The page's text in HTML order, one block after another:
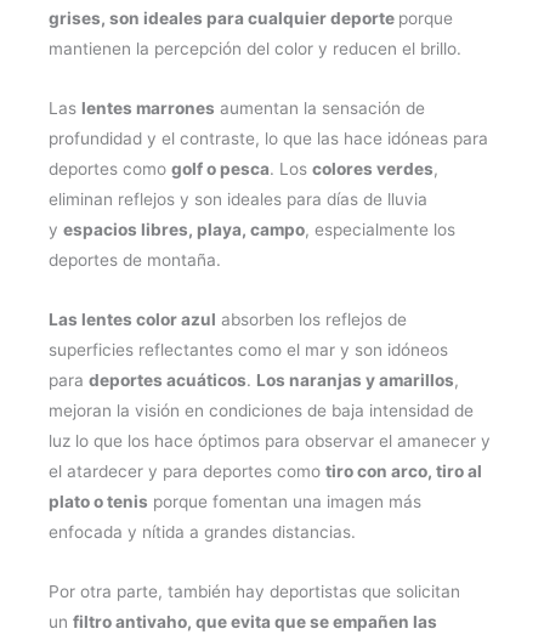
grises, son ideales para cualquier deporte porque
mantienen la percepción del color y reducen el brillo.
Las lentes marrones aumentan la sensación de
profundidad y el contraste, lo que las hace idóneas para
deportes como golf o pesca. Los colores verdes,
eliminan reflejos y son ideales para días de lluvia
y espacios libres, playa, campo, especialmente los
deportes de montaña.
Las lentes color azul absorben los reflejos de
superficies reflectantes como el mar y son idóneos
para deportes acuáticos. Los naranjas y amarillos,
mejoran la visión en condiciones de baja intensidad de
luz lo que los hace óptimos para observar el amanecer y
el atardecer y para deportes como tiro con arco, tiro al
plato o tenis porque fomentan una imagen más
enfocada y nítida a grandes distancias.
Por otra parte, también hay deportistas que solicitan
un filtro antivaho, que evita que se empañen las